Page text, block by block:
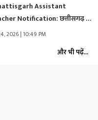
Assistant
Notification: छत्तीसगढ़ के
के लिए खुशखबरी..…
2026 | 10:49 PM
और भी पढ़ें...